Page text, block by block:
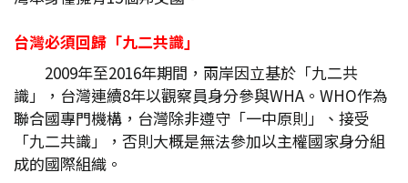
台灣必須回歸「九二共識」
2009年至2016年期間，兩岸因立基於「九二共
識」，台灣連續8年以觀察員身分參與WHA。WHO作為
聯合國專門機構，台灣除非遵守「一中原則」、接受
「九二共識」，否則大概是無法參加以主權國家身分組
成的國際組織。